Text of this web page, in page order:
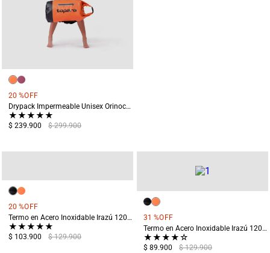
20 %OFF
Drypack Impermeable Unisex Orinoco Naranja
★★★★★
$ 239.900 $ 299.900
20 %OFF
Termo en Acero Inoxidable Irazú 1200 ml Negro
★★★★★
$ 103.900 $ 129.900
31 %OFF
Termo en Acero Inoxidable Irazú 1200 ml Naranja
★★★★☆
$ 89.900 $ 129.900